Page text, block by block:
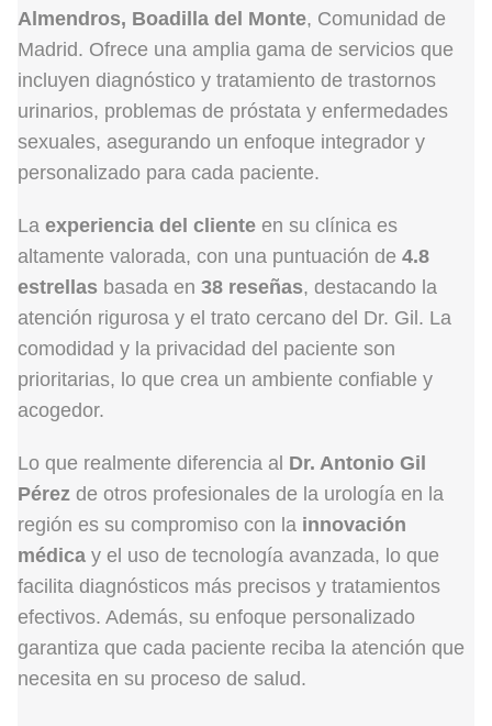
Almendros, Boadilla del Monte, Comunidad de
Madrid. Ofrece una amplia gama de servicios que
incluyen diagnóstico y tratamiento de trastornos
urinarios, problemas de próstata y enfermedades
sexuales, asegurando un enfoque integrador y
personalizado para cada paciente.
La experiencia del cliente en su clínica es
altamente valorada, con una puntuación de 4.8
estrellas basada en 38 reseñas, destacando la
atención rigurosa y el trato cercano del Dr. Gil. La
comodidad y la privacidad del paciente son
prioritarias, lo que crea un ambiente confiable y
acogedor.
Lo que realmente diferencia al Dr. Antonio Gil
Pérez de otros profesionales de la urología en la
región es su compromiso con la innovación
médica y el uso de tecnología avanzada, lo que
facilita diagnósticos más precisos y tratamientos
efectivos. Además, su enfoque personalizado
garantiza que cada paciente reciba la atención que
necesita en su proceso de salud.